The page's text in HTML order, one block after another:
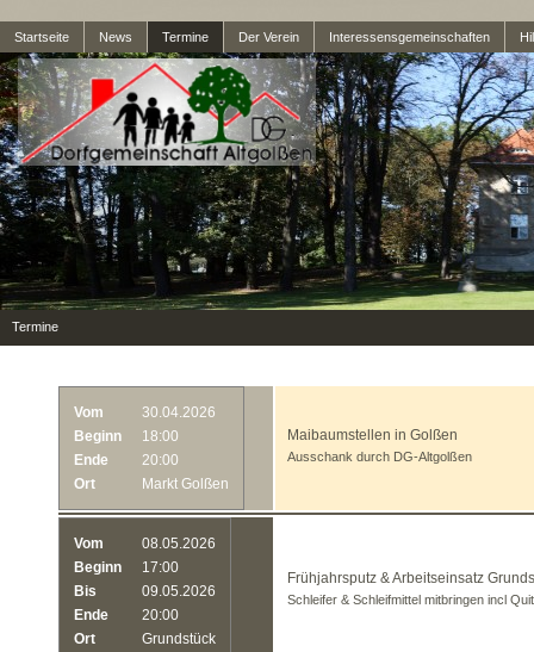
Startseite News Termine Der Verein Interessensgemeinschaften
Termine
Vom
30.04.2026
Beginn
18:00
Ende
20:00
Ort
Markt Golßen
Maibaumstellen in Golßen
Ausschank durch DG-Altgolßen
Vom
08.05.2026
Beginn
17:00
Bis
09.05.2026
Ende
20:00
Ort
Grundstück
Frühjahrsputz & Arbeitseinsatz
Schleifer & Schleifmittel mitbringen incl